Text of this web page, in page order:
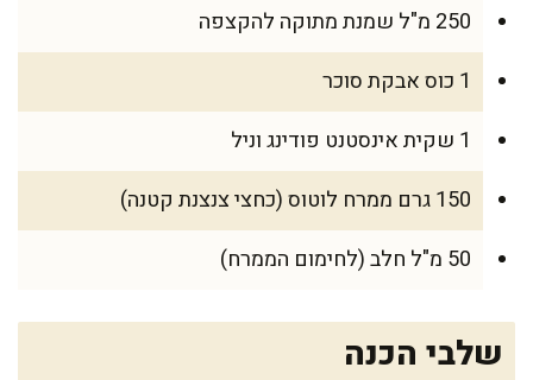
250 מ"ל שמנת מתוקה להקצפה
1 כוס אבקת סוכר
1 שקית אינסטנט פודינג וניל
150 גרם ממרח לוטוס (כחצי צנצנת קטנה)
50 מ"ל חלב (לחימום הממרח)
שלבי הכנה